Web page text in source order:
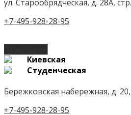
ул. Старообрядческая, д. 28А,
+7-495-928-28-95
Киевская
Студенческая
Бережковская набережная, д.
+7-495-928-28-95